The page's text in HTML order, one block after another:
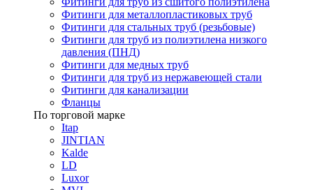
Фитинги для металлопластиковых труб
Фитинги для стальных труб (резьбовые)
Фитинги для труб из полиэтилена низкого
давления (ПНД)
Фитинги для медных труб
Фитинги для труб из нержавеющей стали
Фитинги для канализации
Фланцы
По торговой марке
Itap
JINTIAN
Kalde
LD
Luxor